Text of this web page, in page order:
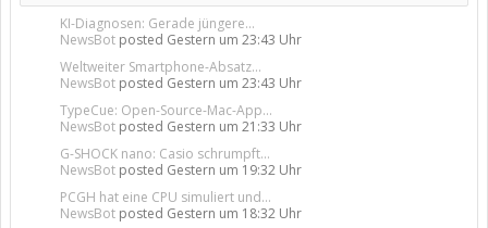
KI-Diagnosen: Gerade jüngere...
NewsBot posted Gestern um 23:43 Uhr
Weltweiter Smartphone-Absatz...
NewsBot posted Gestern um 23:43 Uhr
TypeCue: Open-Source-Mac-App...
NewsBot posted Gestern um 21:33 Uhr
G-SHOCK nano: Casio schrumpft...
NewsBot posted Gestern um 19:32 Uhr
PCGH hat eine CPU simuliert und...
NewsBot posted Gestern um 18:32 Uhr